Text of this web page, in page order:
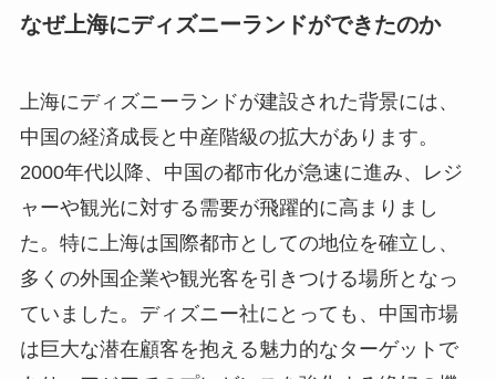
なぜ上海にディズニーランドができたのか
上海にディズニーランドが建設された背景には、
中国の経済成長と中産階級の拡大があります。
2000年代以降、中国の都市化が急速に進み、レジ
ャーや観光に対する需要が飛躍的に高まりまし
た。特に上海は国際都市としての地位を確立し、
多くの外国企業や観光客を引きつける場所となっ
ていました。ディズニー社にとっても、中国市場
は巨大な潜在顧客を抱える魅力的なターゲットで